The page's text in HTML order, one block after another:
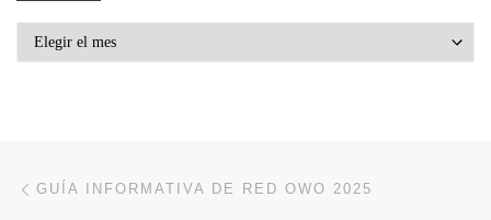
GUÍA INFORMATIVA DE RED OWO 2025